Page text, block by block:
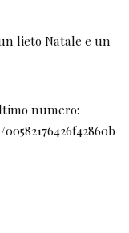
lieto Natale e un
numero: